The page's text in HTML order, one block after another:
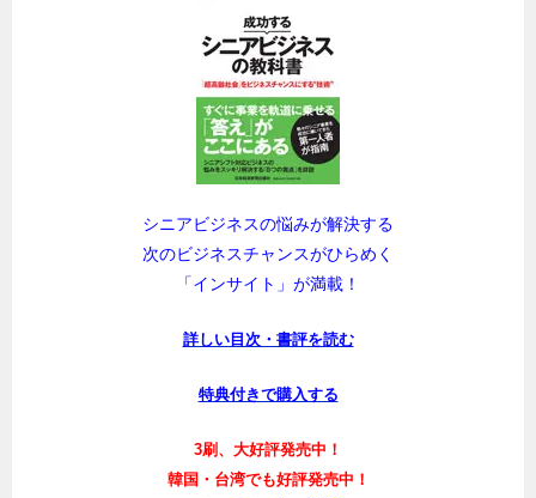
シニアビジネスの悩みが解決する
次のビジネスチャンスがひらめく
「インサイト」が満載！
詳しい目次・書評を読む
特典付きで購入する
3刷、大好評発売中！
韓国・台湾でも好評発売中！